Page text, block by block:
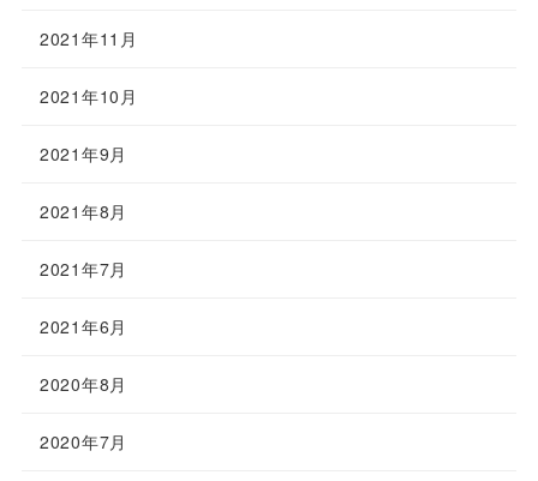
2021年11月
2021年10月
2021年9月
2021年8月
2021年7月
2021年6月
2020年8月
2020年7月